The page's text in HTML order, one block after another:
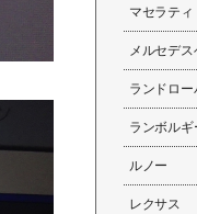
マセラティ
メルセデ
ランドロー
ランボルギ
ルノー
レクサス